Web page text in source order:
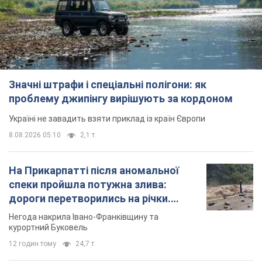
Значні штрафи і спеціальні полігони: як
проблему джипінгу вирішують за кордоном
Україні не завадить взяти приклад із країн Європи
8.08.2026 05:10 2,1 т.
На Прикарпатті після аномальної
спеки пройшла потужна злива:
дороги перетворились на річки.
Відео
Негода накрила Івано-Франківщину та
курортний Буковель
12 годин тому 24,7 т.